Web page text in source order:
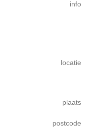
info
locatie
plaats
postcode